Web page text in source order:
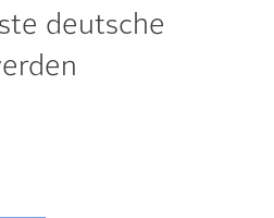
deutsche